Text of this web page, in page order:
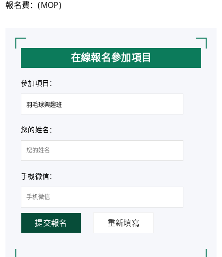
報名費：(MOP)
在線報名參加項目
參加項目：
您的姓名：
手機微信：
提交報名 重新填寫